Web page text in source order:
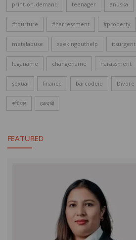
print-on-demand teenager anuska
#tourture #harressment #property
metalabuse seekingouthelp itsurgent
leganame changename harassment
sexual finance barcodeid Divore
संधियार हकदाबी
FEATURED